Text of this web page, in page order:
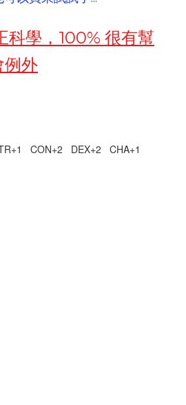
科學，100% 很有幫
例外
CON+2 DEX+2 CHA+1